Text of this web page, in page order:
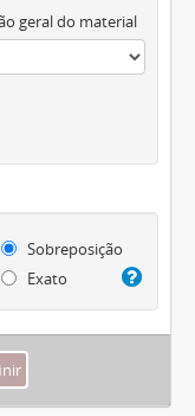
geral do material
Sobreposição
Exato